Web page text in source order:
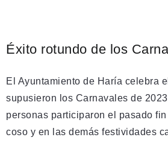
Éxito rotundo de los
El Ayuntamiento de Haría celebra
supusieron los Carnavales de
personas participaron el pasado fin
coso y en las demás festividades